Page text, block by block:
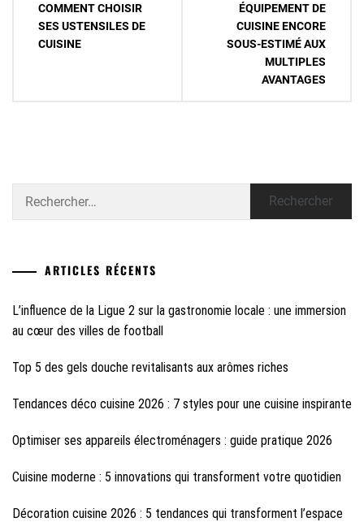
l’article
COMMENT CHOISIR
SES USTENSILES DE
CUISINE
ÉQUIPEMENT DE
CUISINE ENCORE
SOUS-ESTIMÉ AUX
MULTIPLES
AVANTAGES
ARTICLES RÉCENTS
L’influence de la Ligue 2 sur la gastronomie locale : une immersion
au cœur des villes de football
Top 5 des gels douche revitalisants aux arômes riches
Tendances déco cuisine 2026 : 7 styles pour une cuisine inspirante
Optimiser ses appareils électroménagers : guide pratique 2026
Cuisine moderne : 5 innovations qui transforment votre quotidien
Décoration cuisine 2026 : 5 tendances qui transforment l’espace